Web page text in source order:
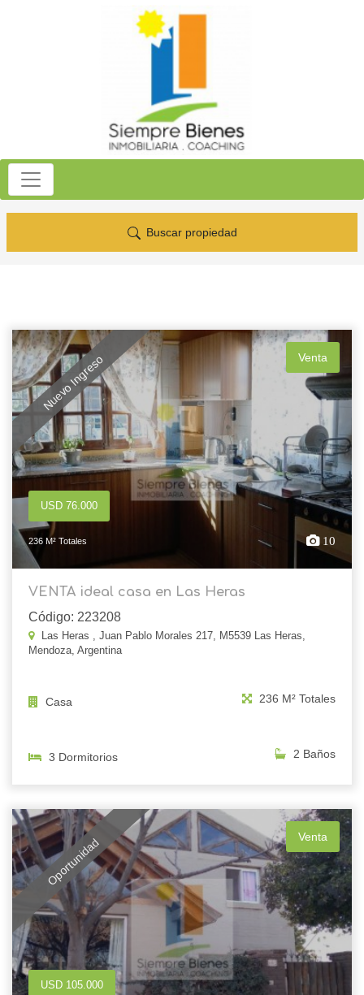
Buscar propiedad
Nuevo Ingreso Venta
USD 76.000
236 M² Totales 10
VENTA ideal casa en Las Heras
Código: 223208
Las Heras , Juan Pablo Morales 217, M5539 Las Heras,
Mendoza, Argentina
Casa 236 M² Totales
3 Dormitorios 2 Baños
Oportunidad Venta
USD 105.000